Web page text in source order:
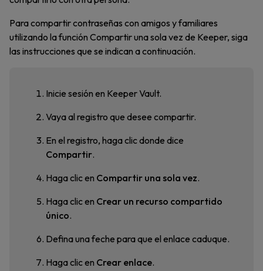
Para compartir contraseñas con amigos y familiares
utilizando la función Compartir una sola vez de Keeper, siga
las instrucciones que se indican a continuación.
Inicie sesión en Keeper Vault.
Vaya al registro que desee compartir.
En el registro, haga clic donde dice
Compartir.
Haga clic en Compartir una sola vez.
Haga clic en Crear un recurso compartido
único.
Defina una feche para que el enlace caduque.
Haga clic en Crear enlace.